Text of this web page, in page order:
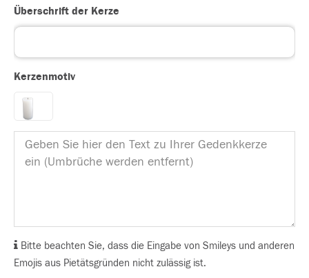
Überschrift der Kerze
Kerzenmotiv
Bitte beachten Sie, dass die Eingabe von Smileys und anderen
Emojis aus Pietätsgründen nicht zulässig ist.